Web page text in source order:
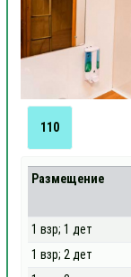
110
Размещение
1 взр; 1 дет
1 взр; 2 дет